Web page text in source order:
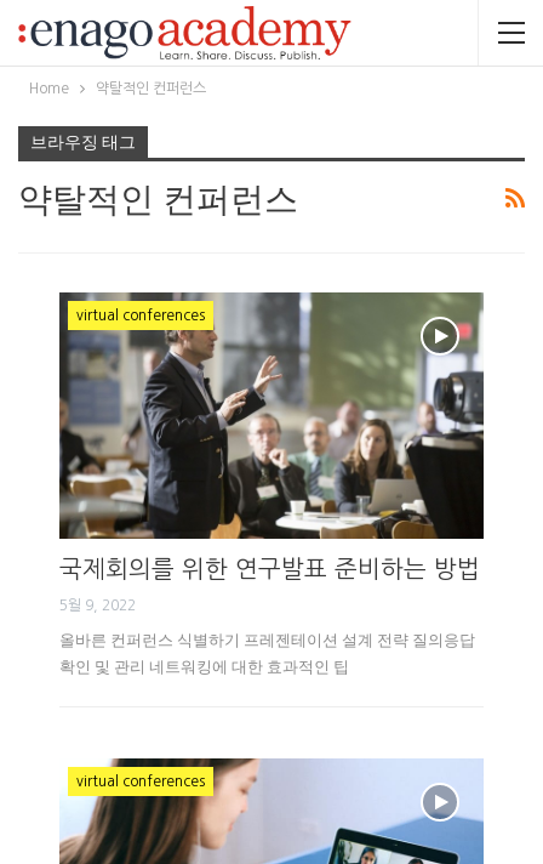
Home 약탈적인 컨퍼런스
브라우징 태그
약탈적인 컨퍼런스
virtual conferences
국제회의를 위한 연구발표 준비하는 방법
5월 9, 2022
올바른 컨퍼런스 식별하기 프레젠테이션 설계 전략 질의응답
확인 및 관리 네트워킹에 대한 효과적인 팁
virtual conferences